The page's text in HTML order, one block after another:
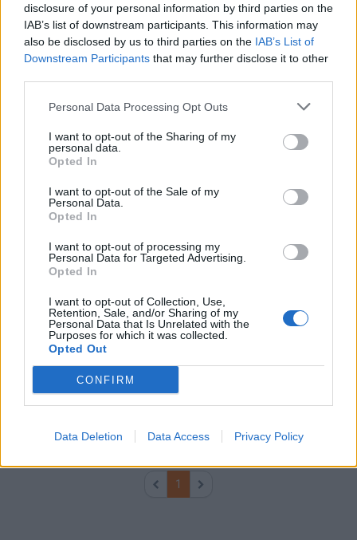
disclosure of your personal information by third parties on the
IAB’s list of downstream participants. This information may
also be disclosed by us to third parties on the IAB’s List of
Downstream Participants that may further disclose it to other
Personal Data Processing Opt Outs
I want to opt-out of the Sharing of my
personal data.
Opted In
I want to opt-out of the Sale of my
Personal Data.
Opted In
I want to opt-out of processing my
Personal Data for Targeted Advertising.
Opted In
I want to opt-out of Collection, Use,
Retention, Sale, and/or Sharing of my
Personal Data that Is Unrelated with the
Purposes for which it was collected.
Opted Out
CONFIRM
Data Deletion Data Access Privacy Policy
Σύμβουλος Πώλησης Ηλεκτρολογικού Υλικού και
Τεχνολογίας
ΚΕΝΤΡΟ ΘΕΣΣΑΛΟΝΙΚΗΣ | ΘΕΣΣΑΛΟΝΙΚΗ
Πλήρης απασχόληση
10/07/2026
Πρακτική Άσκηση - Κατασκευαστικό Πινάκων |
ΚΑΤΑΣΚΕΥΑΣΤΙΚΟ ΠΙΝΑΚΩΝ ΔΙΑΒΑΤΑ | ΘΕΣΣΑΛΟΝΙΚΗ
10/07/2026
Τεχνίτης Παραγωγής Ηλ. Πινάκων Χαμηλής
τάσης | Διαβατά
ΔΙΑΒΑΤΑ | ΘΕΣΣΑΛΟΝΙΚΗ
Πλήρης απασχόληση
1